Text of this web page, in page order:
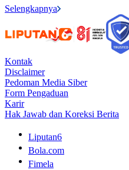
Selengkapnya
Kontak
Disclaimer
Pedoman Media Siber
Form Pengaduan
Karir
Hak Jawab dan Koreksi Berita
Liputan6
Bola.com
Fimela